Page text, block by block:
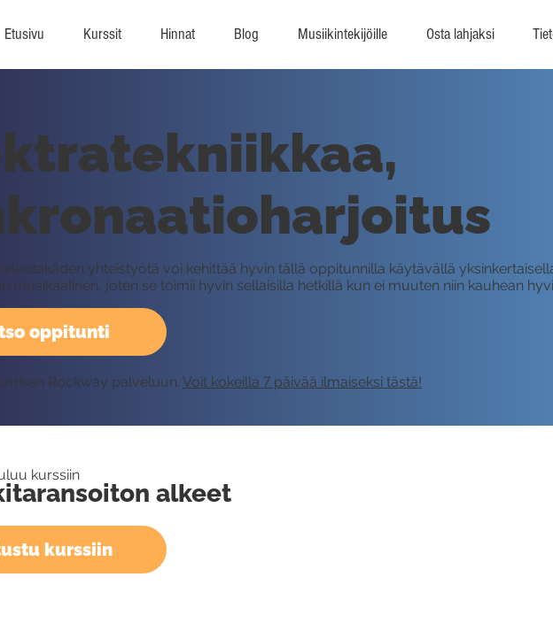
Etusivu Kurssit Hinnat Blog Musiikintekijöille Osta lahjaksi
oppitunti
yhteistyötä voi kehittää hyvin tällä oppitunnilla käytävällä
musikaalinen, joten se toimii hyvin sellaisilla hetkillä kun ei muuten niin kauhean
Rockway palveluun. Voit kokeilla 7 päivää ilmaiseksi tästä!
kurssiin
alkeet
kurssiin